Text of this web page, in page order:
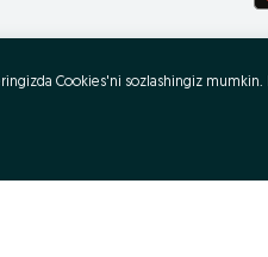
xaritasiCookies'ni sozlashingiz mumkin.